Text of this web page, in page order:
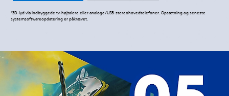
*3D-lyd via indbyggede tv-højtalere eller analoge/USB-stereohovedtelefoner. Opsætning og seneste
systemsoftwareopdatering er påkrævet.